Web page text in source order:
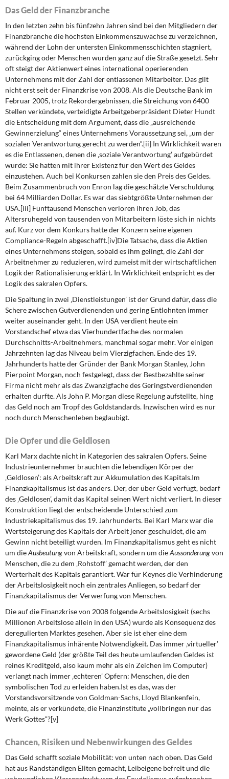
Das Geld der Finanzbranche
In den letzten zehn bis fünfzehn Jahren sind bei den Mitgliedern der
Finanzbranche die höchsten Einkommenszuwächse zu verzeichnen,
während der Lohn der untersten Einkommensschichten stagniert,
zurückging oder Menschen wurden ganz auf die Straße gesetzt. Sehr
oft steigt der Aktienwert eines international operierenden
Unternehmens mit der Zahl der entlassenen Mitarbeiter. Das gilt
nicht erst seit der Finanzkrise von 2008. Als die Deutsche Bank im
Februar 2005, trotz Rekordergebnissen, die Streichung von 6400
Stellen verkündete, verteidigte Arbeitgeberpräsident Dieter Hundt
die Entscheidung mit dem Argument, dass die „ausreichende
Gewinnerzielung“ eines Unternehmens Voraussetzung sei, „um der
sozialen Verantwortung gerecht zu werden“.[ii] In Wirklichkeit waren
es die Entlassenen, denen die ‚soziale Verantwortung’ aufgebürdet
wurde: Sie hatten mit ihrer Existenz für den Wert des Geldes
einzustehen. Auch bei Konkursen zahlen sie den Preis des Geldes.
Beim Zusammenbruch von Enron lag die geschätzte Verschuldung
bei 64 Milliarden Dollar. Es war das siebtgrößte Unternehmen der
USA.[iii] Fünftausend Menschen verloren ihren Job, das
Altersruhegeld von tausenden von Mitarbeitern löste sich in nichts
auf. Kurz vor dem Konkurs hatte der Konzern seine eigenen
Compliance-Regeln abgeschafft.[iv]Die Tatsache, dass die Aktien
eines Unternehmens steigen, sobald es ihm gelingt, die Zahl der
Arbeitnehmer zu reduzieren, wird zumeist mit der wirtschaftlichen
Logik der Rationalisierung erklärt. In Wirklichkeit entspricht es der
Logik des sakralen Opfers.
Die Spaltung in zwei ‚Dienstleistungen’ ist der Grund dafür, dass die
Schere zwischen Gutverdienenden und gering Entlohnten immer
weiter auseinander geht. In den USA verdient heute ein
Vorstandschef etwa das Vierhundertfache des normalen
Durchschnitts-Arbeitnehmers, manchmal sogar mehr. Vor einigen
Jahrzehnten lag das Niveau beim Vierzigfachen. Ende des 19.
Jahrhunderts hatte der Gründer der Bank Morgan Stanley, John
Pierpoint Morgan, noch festgelegt, dass der Bestbezahlte seiner
Firma nicht mehr als das Zwanzigfache des Geringstverdienenden
erhalten durfte. Als John P. Morgan diese Regelung aufstellte, hing
das Geld noch am Tropf des Goldstandards. Inzwischen wird es nur
noch durch Menschenleben beglaubigt.
Die Opfer und die Geldlosen
Karl Marx dachte nicht in Kategorien des sakralen Opfers. Seine
Industrieunternehmer brauchten die lebendigen Körper der
‚Geldlosen’: als Arbeitskraft zur Akkumulation des Kapitals.Im
Finanzkapitalismus ist das anders. Der, der über Geld verfügt, bedarf
des ‚Geldlosen’, damit das Kapital seinen Wert nicht verliert. In dieser
Konstruktion liegt der entscheidende Unterschied zum
Industriekapitalismus des 19. Jahrhunderts. Bei Karl Marx war die
Wertsteigerung des Kapitals der Arbeit jener geschuldet, die am
Gewinn nicht beteiligt wurden. Im Finanzkapitalismus geht es nicht
um dieAusbeutungvon Arbeitskraft, sondern um dieAussonderungvon
Menschen, die zu dem ‚Rohstoff’ gemacht werden, der den
Werterhalt des Kapitals garantiert. War für Keynes die Verhinderung
der Arbeitslosigkeit noch ein zentrales Anliegen, so bedarf der
Finanzkapitalismus der Verwerfung von Menschen.
Die auf die Finanzkrise von 2008 folgende Arbeitslosigkeit (sechs
Millionen Arbeitslose allein in den USA) wurde als Konsequenz des
deregulierten Marktes gesehen. Aber sie ist eher eine dem
Finanzkapitalismus inhärente Notwendigkeit. Das immer ‚virtueller’
gewordene Geld (der größte Teil des heute umlaufenden Geldes ist
reines Kreditgeld, also kaum mehr als ein Zeichen im Computer)
verlangt nach immer ‚echteren’ Opfern: Menschen, die den
symbolischen Tod zu erleiden haben.Ist es das, was der
Vorstandsvorsitzende von Goldman-Sachs, Lloyd Blankenfein,
meinte, als er verkündete, die Finanzinstitute „vollbringen nur das
Werk Gottes“?[v]
Chancen, Risiken und Nebenwirkungen des Geldes
Das Geld schafft soziale Mobilität: von unten nach oben. Das Geld
hat aus Randständigen Eliten gemacht, Leibeigene befreit und die